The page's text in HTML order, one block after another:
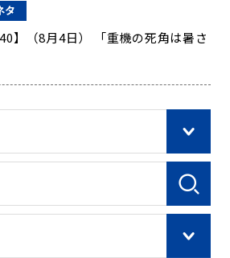
タ
】（8月4日） 「重機の死角は暑さ